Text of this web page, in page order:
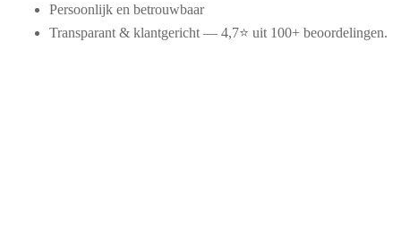
Persoonlijk en betrouwbaar
Transparant & klantgericht — 4,7⭐ uit 100+ beoordelingen.